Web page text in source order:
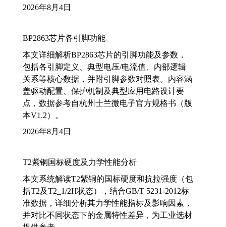
2026年8月4日
BP2863芯片各引脚功能
本文详细解析BP2863芯片的引脚功能及参数，
包括各引脚定义、典型电压/电流值、内部逻辑
关系等核心数据，并附引脚参数对照表。内容涵
盖驱动配置、保护机制及典型应用电路设计要
点，数据参考自杭州士兰微电子官方规格书（版
本V1.2）。
2026年8月4日
T2紫铜国标硬度及力学性能分析
本文系统解读T2紫铜的国标硬度和抗拉强度（包
括T2及T2_1/2H状态），结合GB/T 5231-2012标
准数据，详细分析其力学性能指标及影响因素，
并对比不同状态下的金属特性差异，为工业选材